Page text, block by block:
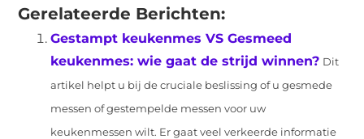
Gerelateerde Berichten:
Gestampt keukenmes VS Gesmeed
keukenmes: wie gaat de strijd winnen? Dit
artikel helpt u bij de cruciale beslissing of u gesmede
messen of gestempelde messen voor uw
keukenmessen wilt. Er gaat veel verkeerde informatie